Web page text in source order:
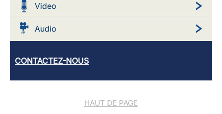
Video
Audio
CONTACTEZ-NOUS
HAUT DE PAGE